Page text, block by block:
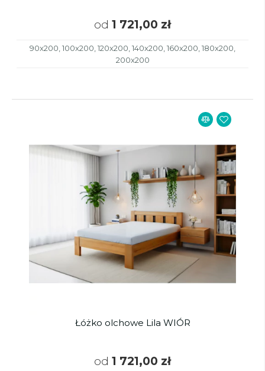
od 1 721,00 zł
90x200, 100x200, 120x200, 140x200, 160x200, 180x200,
200x200
Łóżko olchowe Lila WIÓR
od 1 721,00 zł